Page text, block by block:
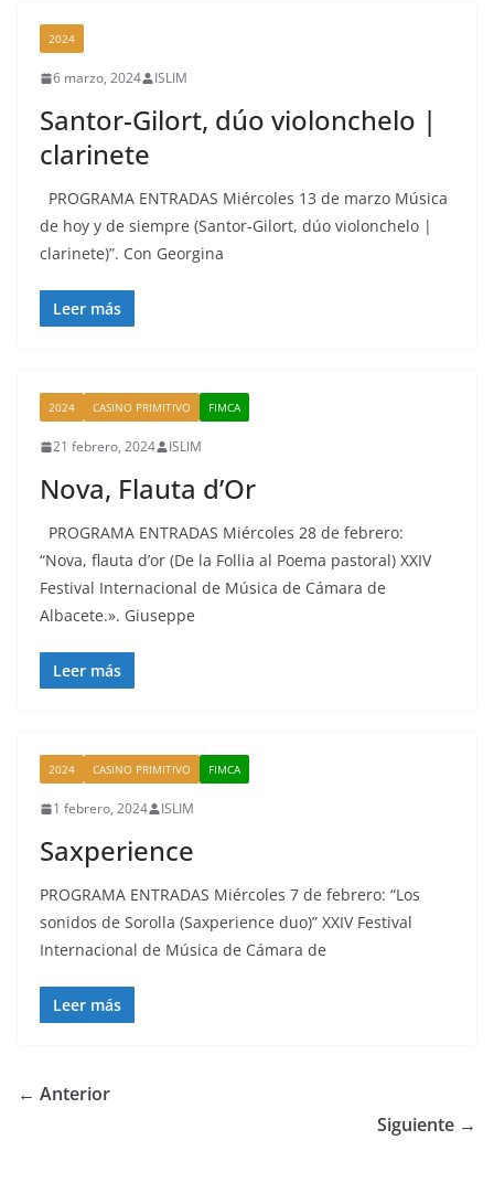
2024
6 marzo, 2024 ISLIM
Santor-Gilort, dúo violonchelo |
clarinete
PROGRAMA ENTRADAS Miércoles 13 de marzo Música
de hoy y de siempre (Santor-Gilort, dúo violonchelo |
clarinete)”. Con Georgina
Leer más
2024 CASINO PRIMITIVO FIMCA
21 febrero, 2024 ISLIM
Nova, Flauta d’Or
PROGRAMA ENTRADAS Miércoles 28 de febrero:
“Nova, flauta d’or (De la Follia al Poema pastoral) XXIV
Festival Internacional de Música de Cámara de
Albacete.». Giuseppe
Leer más
2024 CASINO PRIMITIVO FIMCA
1 febrero, 2024 ISLIM
Saxperience
PROGRAMA ENTRADAS Miércoles 7 de febrero: “Los
sonidos de Sorolla (Saxperience duo)” XXIV Festival
Internacional de Música de Cámara de
Leer más
← Anterior
Siguiente →